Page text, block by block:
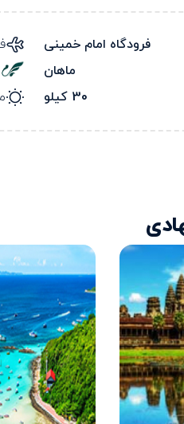
فرودگاه امام خمینی
ماهان
30 کیلو